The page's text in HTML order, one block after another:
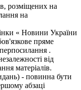
розміщених на
на
« Новини України
пряме
.
від
матеріалів.
- повинна бути
абзаці